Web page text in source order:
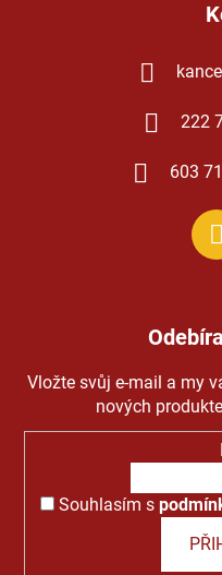
222
603
Vložte svůj e-mail a my
nových
Souhlasím s